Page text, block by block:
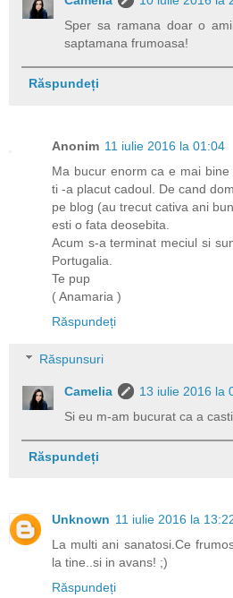
Sper sa ramana doar o
saptamana frumoasa!
Răspundeți
Anonim 11 iulie 2016 la 01:04
Ma bucur enorm ca e mai
ti -a placut cadoul. De cand
pe blog (au trecut cativa ani
esti o fata deosebita.
Acum s-a terminat meciul si
Portugalia.
Te pup
( Anamaria )
Răspundeți
Răspunsuri
Camelia
13 iulie 2016 la
Si eu m-am bucurat ca a
Răspundeți
Unknown 11 iulie 2016 la
La multi ani sanatosi.Ce
la tine..si in avans! ;)
Răspundeți